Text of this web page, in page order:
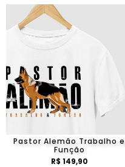
Pastor Alemão Trabalho e
Função
R$ 149,90